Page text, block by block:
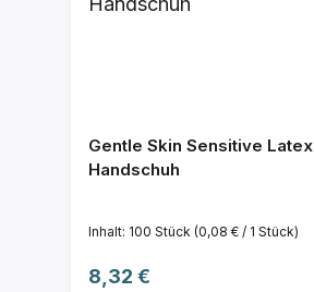
Gentle Skin Sensitive Latex
Handschuh
Inhalt: 100 Stück (0,08 € / 1 Stück)
Regulärer Preis:
8,32 €